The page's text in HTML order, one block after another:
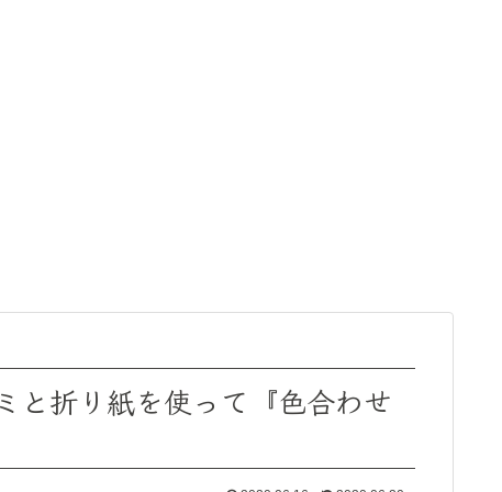
と折り紙を使って『色合わせ